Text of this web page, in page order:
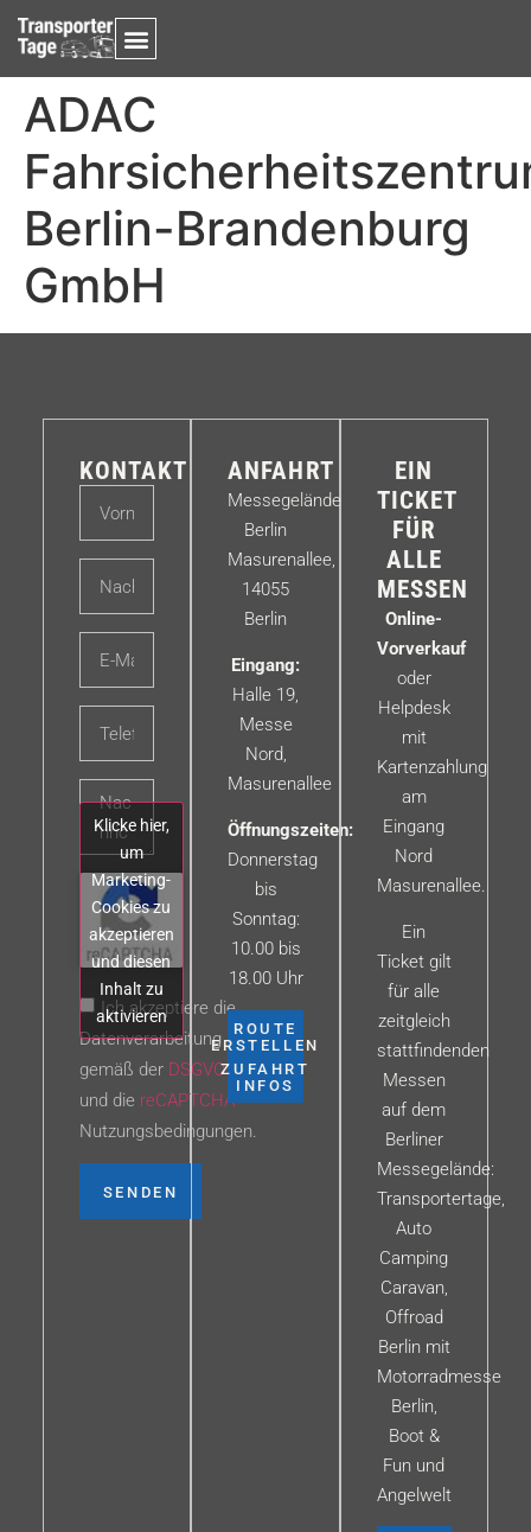
ADAC
Berlin-Brandenburg
GmbH
KONTAKT
Klicke hier,
um
Marketing-
Cookies zu
akzeptieren
und diesen
Inhalt zu
aktivieren
Ich akzeptiere die
Datenverarbeitung
gemäß derDSGVO
und die reCAPTCHA
Nutzungsbedingungen.
SENDEN
ANFAHRT
Messegelände
Berlin
Masurenallee,
14055
Berlin
Eingang:
Halle 19,
Messe
Nord,
Masurenallee
Öffnungszeiten:
Donnerstag
bis
Sonntag:
10.00 bis
18.00 Uhr
ROUTE
ERSTELLEN
ZUFAHRT
INFOS
EIN
TICKET
FÜR
ALLE
MESSEN
Online-
Vorverkauf
oder
Helpdesk
mit
Kartenzahlung
am
Eingang
Nord
Masurenallee.
Ein
Ticket gilt
für alle
zeitgleich
stattfindenden
Messen
auf dem
Berliner
Messegelände:
Transportertage,
Auto
Camping
Caravan,
Offroad
Berlin mit
Motorradmesse
Berlin,
Boot &
Fun und
Angelwelt